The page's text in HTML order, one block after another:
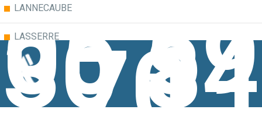
LANNECAUBE
LASSERRE
LEMBEYE
LESPIELLE
05 59
30 84
70